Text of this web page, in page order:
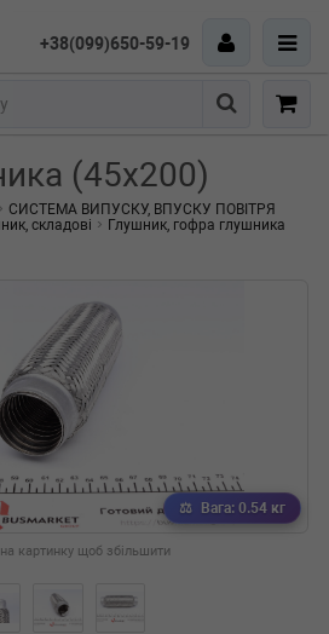
+38(099)650-59-19
Пошук
(45x200)
СИСТЕМА ВИПУСКУ, ВПУСКУ ПОВІТРЯ
складові
Глушник, гофра глушника
Вага: 0.54 кг
на картинку щоб збільшити